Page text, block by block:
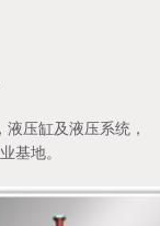
压缸及液压系统，
基地。